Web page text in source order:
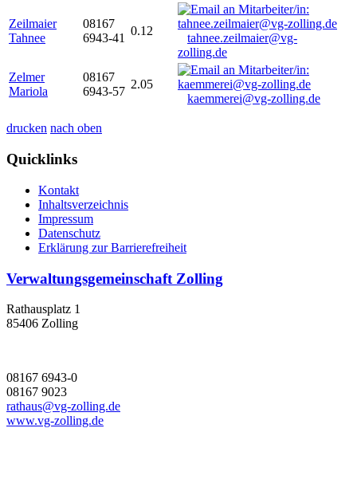
Zeilmaier
Tahnee
08167
6943-41
0.12
tahnee.zeilmaier@vg-
zolling.de
Zelmer
Mariola
08167
6943-57
2.05
kaemmerei@vg-zolling.de
drucken nach oben
Quicklinks
Kontakt
Inhaltsverzeichnis
Impressum
Datenschutz
Erklärung zur Barrierefreiheit
Verwaltungsgemeinschaft Zolling
Rathausplatz 1
85406 Zolling
08167 6943-0
08167 9023
rathaus@vg-zolling.de
www.vg-zolling.de